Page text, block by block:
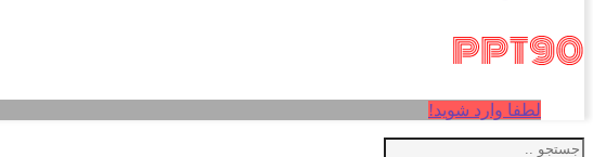
لطفا وارد شوید!